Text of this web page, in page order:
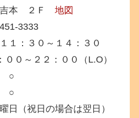
吉本 ２Ｆ地図
3333
：３０～１４：３０
００～２２：００（L.O）
○
○
（祝日の場合は翌日）